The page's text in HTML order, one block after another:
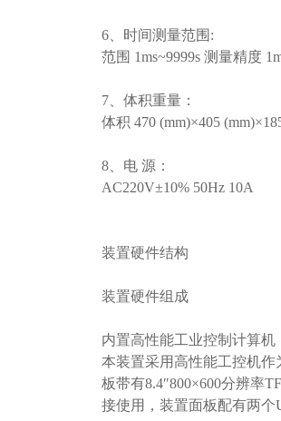
6、时间测量范围:
范围 1ms~9999s 测量精度
7、体积重量：
体积 470 (mm)×405
8、电 源：
AC220V±10% 50Hz 10A
装置硬件结构
装置硬件组成
内置高性能工业控制计算机
本装置采用高性能工控机作
板带有8.4″800×600分辨率
接使用，装置面板配有两